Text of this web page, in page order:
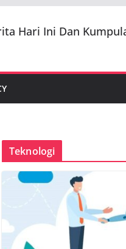
Hari Ini Dan
Teknologi